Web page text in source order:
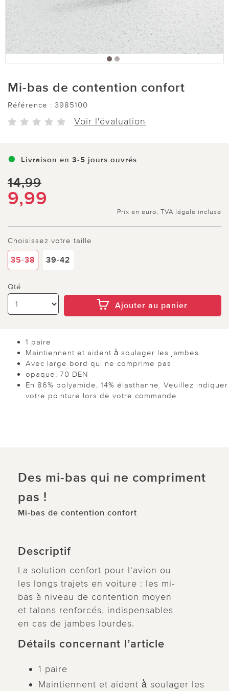
Mi-bas de contention confort
Référence : 3985100
Voir l'évaluation
Livraison en 3-5 jours ouvrés
14,99
9,99
Prix en euro, TVA légale incluse
Choisissez votre taille
35-38 39-42
Qté
Ajouter au panier
1 paire
Maintiennent et aident à̀ soulager les jambes
Avec large bord qui ne comprime pas
opaque, 70 DEN
En 86% polyamide, 14% élasthanne. Veuillez indiquer
votre pointure lors de votre commande.
Des mi-bas qui ne compriment
pas !
Mi-bas de contention confort
Descriptif
La solution confort pour l‘avion ou
les longs trajets en voiture : les mi-
bas à niveau de contention moyen
et talons renforcés, indispensables
en cas de jambes lourdes.
Détails concernant l’article
1 paire
Maintiennent et aident à̀ soulager les